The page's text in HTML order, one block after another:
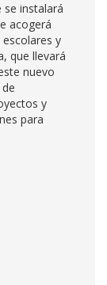
se instalará
acogerá
y
que llevará
nuevo
y
para